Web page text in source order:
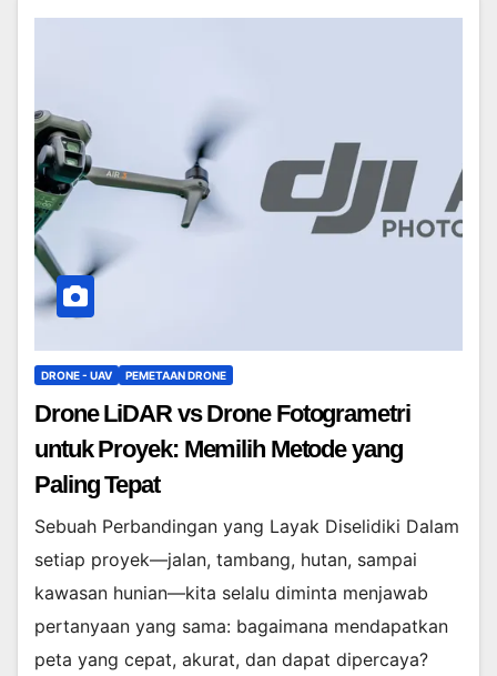
DRONE - UAV PEMETAAN DRONE
Drone LiDAR vs Drone Fotogrametri
untuk Proyek: Memilih Metode yang
Paling Tepat
Sebuah Perbandingan yang Layak Diselidiki Dalam
setiap proyek—jalan, tambang, hutan, sampai
kawasan hunian—kita selalu diminta menjawab
pertanyaan yang sama: bagaimana mendapatkan
peta yang cepat, akurat, dan dapat dipercaya?